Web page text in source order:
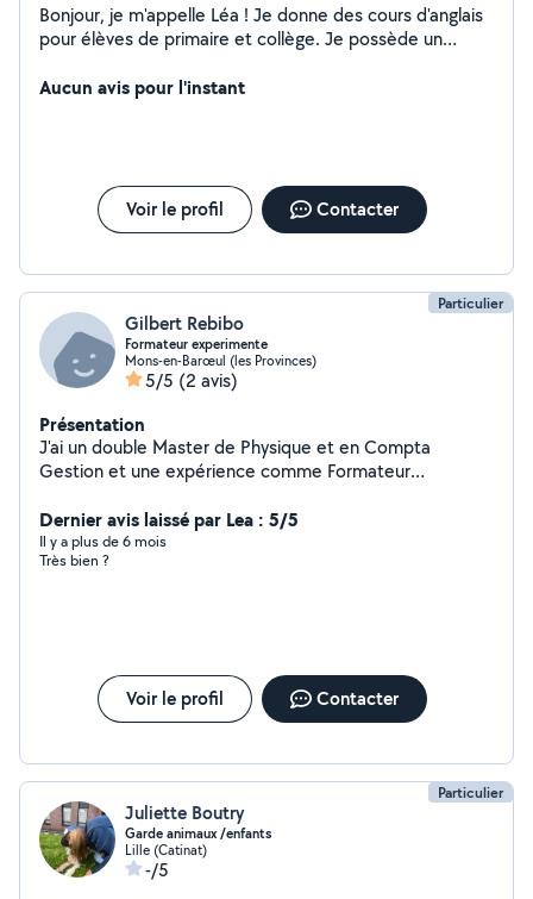
Bonjour, je m'appelle Léa ! Je donne des cours d'anglais
pour élèves de primaire et collège. Je possède un
services de photographie et retouches, étant en études
Aucun avis pour l'instant
Voir le profil Contacter
Particulier
Gilbert Rebibo
Formateur experimente
Mons-en-Barœul (les Provinces)
5/5 (2 avis)
Présentation
J'ai un double Master de Physique et en Compta
Gestion et une expérience comme Formateur
Dernier avis laissé par Lea : 5/5
Il y a plus de 6 mois
Très bien ?
Voir le profil Contacter
Particulier
Juliette Boutry
Garde animaux /enfants
Lille (Catinat)
-/5